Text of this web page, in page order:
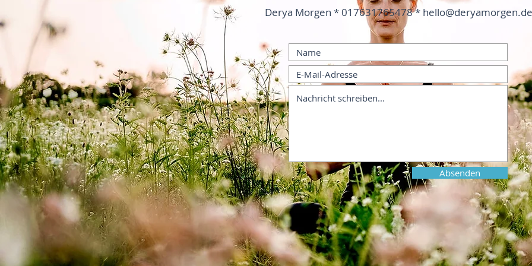
Derya Morgen * 017631765478 * hello@deryamorgen.de
Absenden